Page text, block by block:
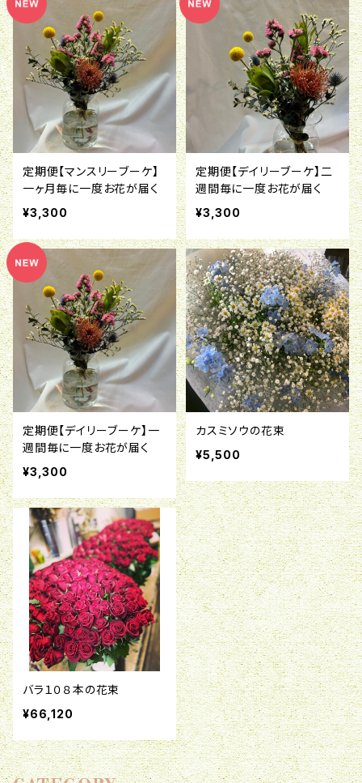
定期便【マンスリーブーケ】
一ヶ月毎に一度お花が届く
¥3,300
定期便【デイリーブーケ】二
週間毎に一度お花が届く
¥3,300
定期便【デイリーブーケ】一
週間毎に一度お花が届く
¥3,300
カスミソウの花束
¥5,500
バラ１０８本の花束
¥66,120